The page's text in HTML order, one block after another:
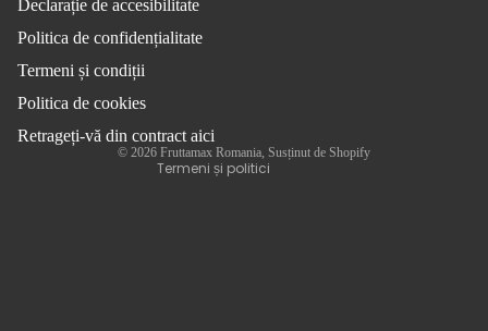
Declarație de accesibilitate
Politica de confidențialitate
Termeni și condiții
Politica de cookies
Retrageți-vă din contract aici
© 2026 Fruttamax Romania , Susținut de Shopify
Termeni și politici
Termeni de utilizare
Politica de expediere
Informații de contact
Aviz legal
Politica de rambursare